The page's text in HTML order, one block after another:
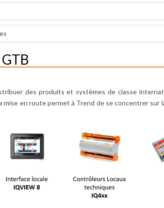
des produits et systèmes de classe
mise en route permet à Trend de se concentrer